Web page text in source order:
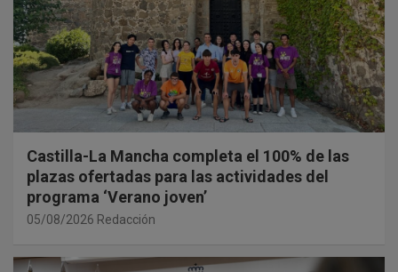
Castilla-La Mancha completa el 100% de las
plazas ofertadas para las actividades del
programa ‘Verano joven’
05/08/2026 Redacción